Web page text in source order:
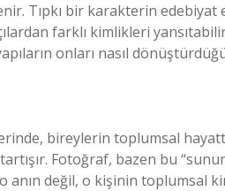
Tıpkı bir karakterin edebiyat
farklı kimlikleri
onları nasıl
bireylerin toplumsal
Fotoğraf, bazen bu
anın değil, o kişinin toplumsal